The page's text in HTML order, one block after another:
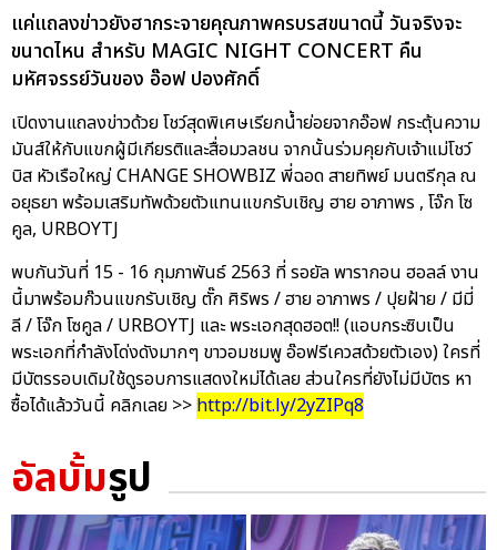
แค่แถลงข่าวยังฮากระจายคุณภาพครบรสขนาดนี้ วันจริงจะ
ขนาดไหน สำหรับ MAGIC NIGHT CONCERT คืน
มหัศจรรย์วันของ อ๊อฟ ปองศักดิ์
เปิดงานแถลงข่าวด้วย โชว์สุดพิเศษเรียกน้ำย่อยจากอ๊อฟ กระตุ้นความ
มันส์ให้กับแขกผู้มีเกียรติและสื่อมวลชน จากนั้นร่วมคุยกับเจ้าแม่โชว์
บิส หัวเรือใหญ่ CHANGE SHOWBIZ พี่ฉอด สายทิพย์ มนตรีกุล ณ
อยุธยา พร้อมเสริมทัพด้วยตัวแทนแขกรับเชิญ ฮาย อาภาพร , โจ๊ก โซ
คูล, URBOYTJ
พบกันวันที่ 15 - 16 กุมภาพันธ์ 2563 ที่ รอยัล พารากอน ฮอลล์ งาน
นี้มาพร้อมก๊วนแขกรับเชิญ ตั๊ก ศิริพร / ฮาย อาภาพร / ปุยฝ้าย / มีมี่
ลี / โจ๊ก โซคูล / URBOYTJ และ พระเอกสุดฮอต!! (แอบกระซิบเป็น
พระเอกที่กำลังโด่งดังมากๆ ขาวอมชมพู อ๊อฟรีเควสด้วยตัวเอง) ใครที่
มีบัตรรอบเดิมใช้ดูรอบการแสดงใหม่ได้เลย ส่วนใครที่ยังไม่มีบัตร หา
ซื้อได้แล้ววันนี้ คลิกเลย >> http://bit.ly/2yZIPq8
อัลบั้มรูป